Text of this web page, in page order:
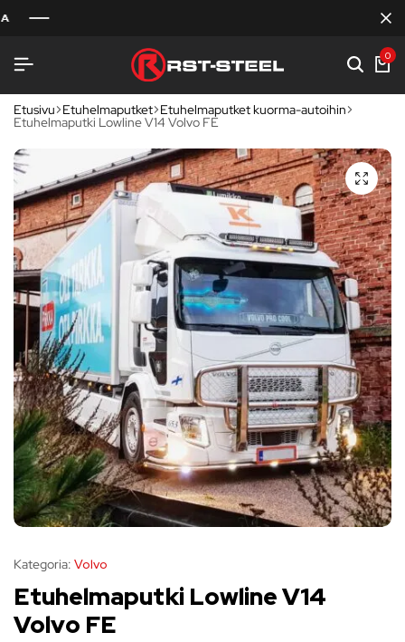
0
Etusivu Etuhelmaputket Etuhelmaputket kuorma-autoihin
Etuhelmaputki Lowline V14 Volvo FE
Kategoria: Volvo
Etuhelmaputki Lowline V14
Volvo FE